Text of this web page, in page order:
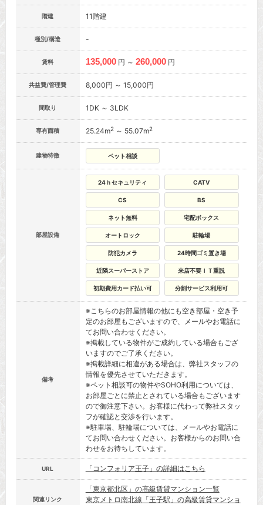
階建 11階建
種別/構造 -
賃料 135,000 円 ～ 260,000 円
共益費/管理費 8,000円 ～ 15,000円
間取り 1DK ～ 3LDK
専有面積 25.24m2～ 55.07m2
建物特徴 ペット相談
部屋設備
24ｈセキュリティ CATV
CS BS
ネット無料 宅配ボックス
オートロック 駐輪場
防犯カメラ 24時間ゴミ置き場
近隣スーパーストア 来店不要ＩＴ重説
初期費用カード払い可 分割サービス利用可
備考
※こちらのお部屋情報の他にも空き部屋・空き予
定のお部屋もございますので、メールやお電話に
てお問い合わせください。
※掲載している物件がご成約している場合もござ
いますのでご了承ください。
※掲載詳細に相違がある場合は、弊社スタッフの
情報を優先させていただきます。
※ペット相談可の物件やSOHO利用については、
お部屋ごとに禁止とされている場合もございます
ので御注意下さい。お客様に代わって弊社スタッ
フが確認と交渉を行います。
※駐車場、駐輪場については、メールやお電話に
てお問い合わせください。お客様からのお問い合
わせをお待ちしています。
URL 「コンフォリア王子」の詳細はこちら
関連リンク
「東京都北区」の高級賃貸マンション一覧
東京メトロ南北線「王子駅」の高級賃貸マンショ